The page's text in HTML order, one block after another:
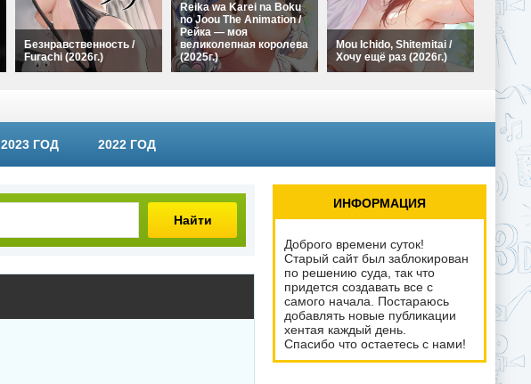
Безнравственность /
Furachi (2026г.)
Reika wa Karei na Boku
no Joou The Animation /
Рейка — моя
великолепная королева
(2025г.)
Mou Ichido, Shitemitai /
Хочу ещё раз (2026г.)
Обмен
Fuufu
2023 ГОД 2022 ГОД
Найти
ИНФОРМАЦИЯ
Доброго времени суток!
Старый сайт был заблокирован
по решению суда, так что
придется создавать все с
самого начала. Постараюсь
добавлять новые публикации
хентая каждый день.
Спасибо что остаетесь с нами!